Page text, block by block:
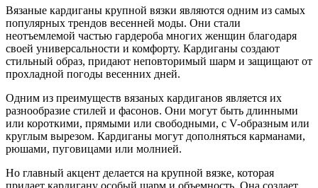
Вязаные кардиганы крупной вязки являются одним из самых
популярных трендов весенней моды. Они стали
неотъемлемой частью гардероба многих женщин благодаря
своей универсальности и комфорту. Кардиганы создают
стильный образ, придают неповторимый шарм и защищают от
прохладной погоды весенних дней.
Одним из преимуществ вязаных кардиганов является их
разнообразие стилей и фасонов. Они могут быть длинными
или короткими, прямыми или свободными, с V-образным или
круглым вырезом. Кардиганы могут дополняться карманами,
рюшами, пуговицами или молнией.
Но главный акцент делается на крупной вязке, которая
придает кардигану особый шарм и объемность. Она создает